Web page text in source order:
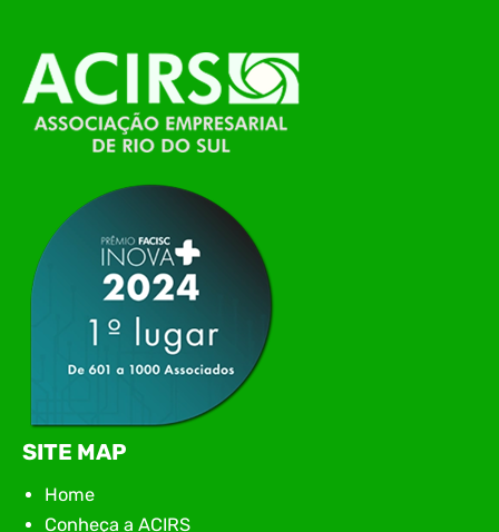
ACIRS, Jardel José Busarello, com os núcleos…
SITE MAP
Home
Conheça a ACIRS